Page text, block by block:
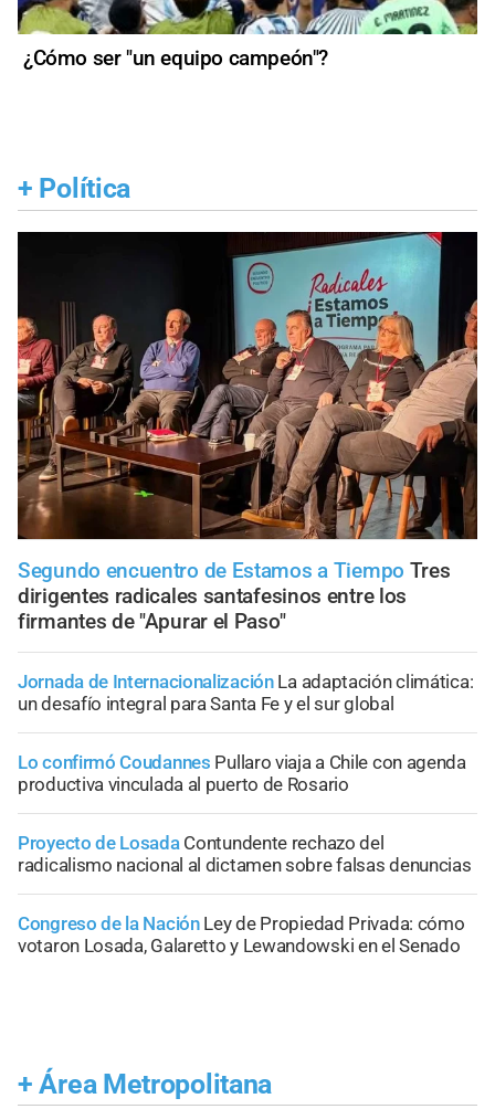
¿Cómo ser "un equipo campeón"?
+ Política
Segundo encuentro de Estamos a Tiempo Tres
dirigentes radicales santafesinos entre los
firmantes de "Apurar el Paso"
Jornada de Internacionalización La adaptación climática:
un desafío integral para Santa Fe y el sur global
Lo confirmó Coudannes Pullaro viaja a Chile con agenda
productiva vinculada al puerto de Rosario
Proyecto de Losada Contundente rechazo del
radicalismo nacional al dictamen sobre falsas denuncias
Congreso de la Nación Ley de Propiedad Privada: cómo
votaron Losada, Galaretto y Lewandowski en el Senado
+ Área Metropolitana